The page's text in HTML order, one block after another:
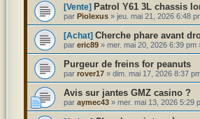
[Vente] Patrol Y61 3L chassis
par Piolexus» jeu. mai 21, 2026 6:48
[Achat] Cherche phare avant
par eric89» mer. mai 20, 2026 6:39 pm
Purgeur de freins for peanuts
par rover17» dim. mai 17, 2026 8:37
Avis sur jantes GMZ casino ?
par aymec43» mer. mai 13, 2026 5:29